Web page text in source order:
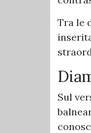
Tra le
Sul